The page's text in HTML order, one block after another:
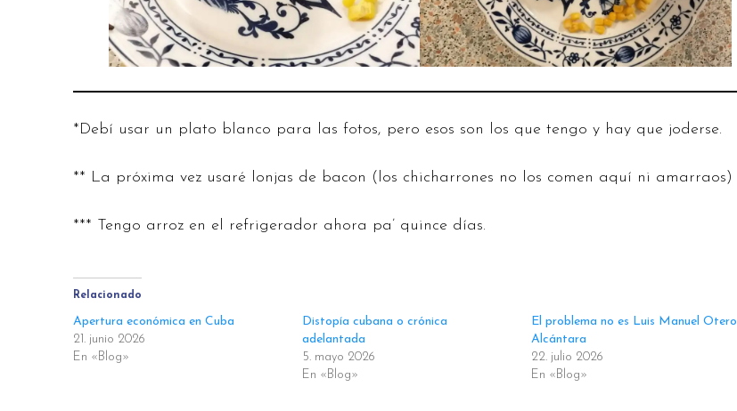
*Debí usar un plato blanco para las fotos, pero esos son los que tengo y hay que joderse.
** La próxima vez usaré lonjas de bacon (los chicharrones no los comen aquí ni amarraos)
*** Tengo arroz en el refrigerador ahora pa’ quince días.
Relacionado
Apertura económica en Cuba
21. junio 2026
En «Blog»
Distopía cubana o crónica
adelantada
5. mayo 2026
En «Blog»
El problema no es Luis Manuel Otero
Alcántara
22. julio 2026
En «Blog»